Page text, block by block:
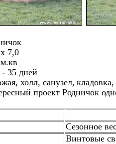
7,0
- 35 дней
холл, санузел,
проект Родничок
Сезонное
Винтовые